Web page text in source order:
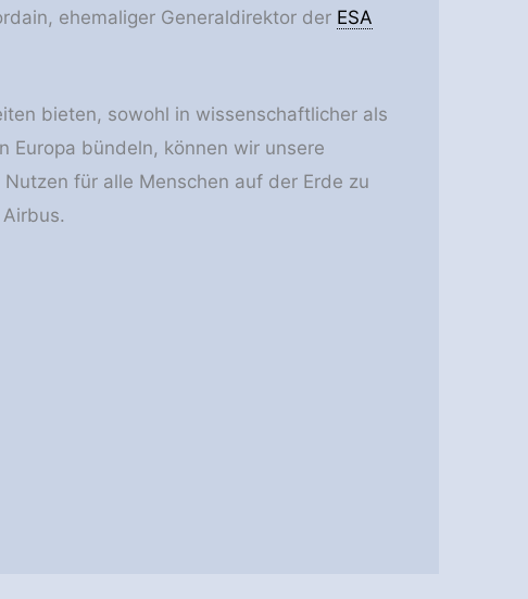
ehemaliger Generaldirektor der ESA
bieten, sowohl in wissenschaftlicher als
Europa bündeln, können wir unsere
für alle Menschen auf der Erde zu